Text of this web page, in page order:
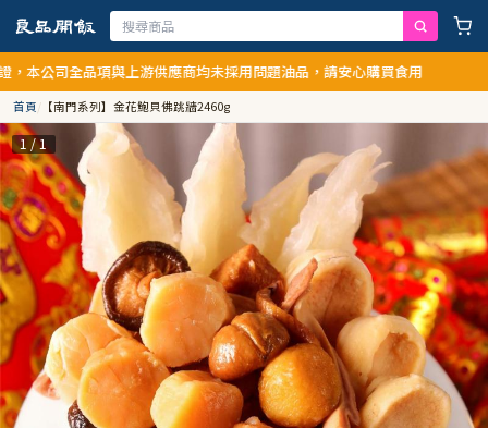
司全品項與上游供應商均未採用問題油品，請安心購買食用
首頁/ 【南門系列】金花鮑貝佛跳牆2460g
1 / 1